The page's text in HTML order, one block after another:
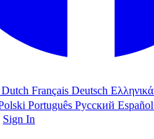
Dutch Français Deutsch Ελληνικά
Português Русский Español
Sign In